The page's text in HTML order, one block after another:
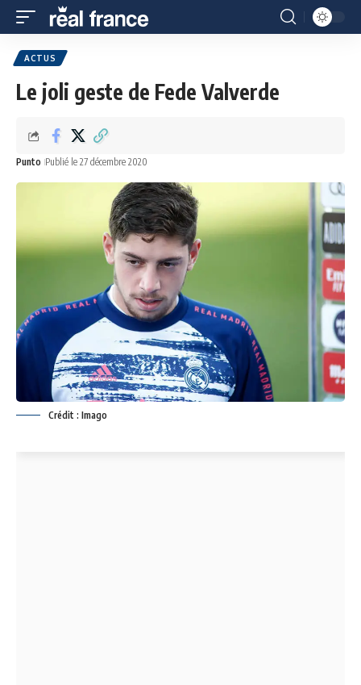
ACTUS
Le joli geste de Fede Valverde
Punto Publié le 27 décembre 2020
Crédit : Imago